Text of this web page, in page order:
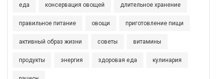
еда консервация овощей длительное хранение
правильное питание овощи приготовление пищи
активный образ жизни советы витамины
продукты энергия здоровая еда кулинария